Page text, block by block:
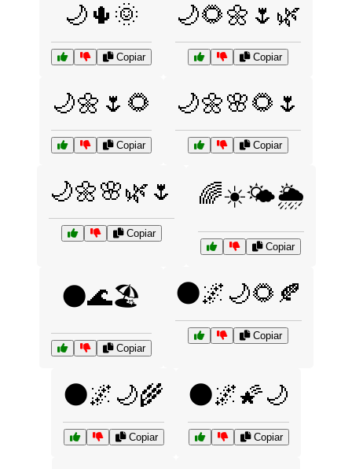
🌙🌵🌞
Copiar
🌙🌻🌼🌷🌿
Copiar
🌙🌼🌷🌻
Copiar
🌙🌼🌸🌻🌷
Copiar
🌙🌼🌸🌿🌷
Copiar
🌈☀️🌤️🌦️
Copiar
🌑🌊🏖️
Copiar
🌑🌌🌙🌻🍂
Copiar
🌑🌌🌙🌾
Copiar
🌑🌌🌠🌙
Copiar